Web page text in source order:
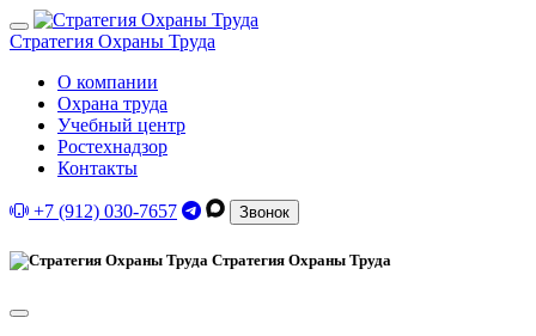
Стратегия Охраны Труда
О компании
Охрана труда
Учебный центр
Ростехнадзор
Контакты
+7 (912) 030-7657 Звонок
Стратегия Охраны Труда